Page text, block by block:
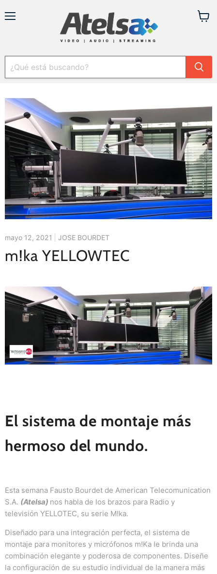
mayo 12, 2021 JOSE BOURDET
m!ka YELLOWTEC
El sistema de montaje más
hermoso del mundo.
Esta semana Fausto Bourdet de American Telecomunication
S.A. (Atelsa) nos habla de los brazos para Radio y
televisión YELLOTEC, su serie M!ka.
Diseñado para una integración perfecta, el sistema de
montaje para monitores y micrófonos m!Ka le brinda una
combinación elegante y poderosa de componentes. Diseñe
la configuración de su estudio individual de la manera más